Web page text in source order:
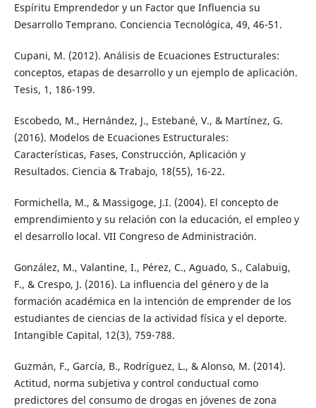
Espíritu Emprendedor y un Factor que Influencia su
Desarrollo Temprano. Conciencia Tecnológica, 49, 46-51.
Cupani, M. (2012). Análisis de Ecuaciones Estructurales:
conceptos, etapas de desarrollo y un ejemplo de aplicación.
Tesis, 1, 186-199.
Escobedo, M., Hernández, J., Estebané, V., & Martínez, G.
(2016). Modelos de Ecuaciones Estructurales:
Características, Fases, Construcción, Aplicación y
Resultados. Ciencia & Trabajo, 18(55), 16-22.
Formichella, M., & Massigoge, J.I. (2004). El concepto de
emprendimiento y su relación con la educación, el empleo y
el desarrollo local. VII Congreso de Administración.
González, M., Valantine, I., Pérez, C., Aguado, S., Calabuig,
F., & Crespo, J. (2016). La influencia del género y de la
formación académica en la intención de emprender de los
estudiantes de ciencias de la actividad física y el deporte.
Intangible Capital, 12(3), 759-788.
Guzmán, F., García, B., Rodríguez, L., & Alonso, M. (2014).
Actitud, norma subjetiva y control conductual como
predictores del consumo de drogas en jóvenes de zona